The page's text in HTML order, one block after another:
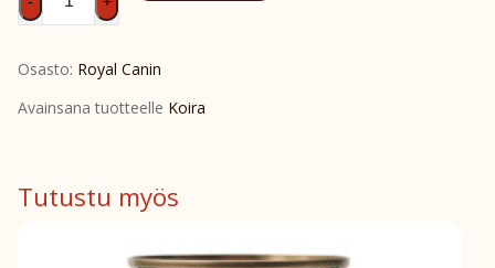
Dog
Management
satiety
Osasto: Royal Canin
Avainsana tuotteelle Koira
Tutustu myös